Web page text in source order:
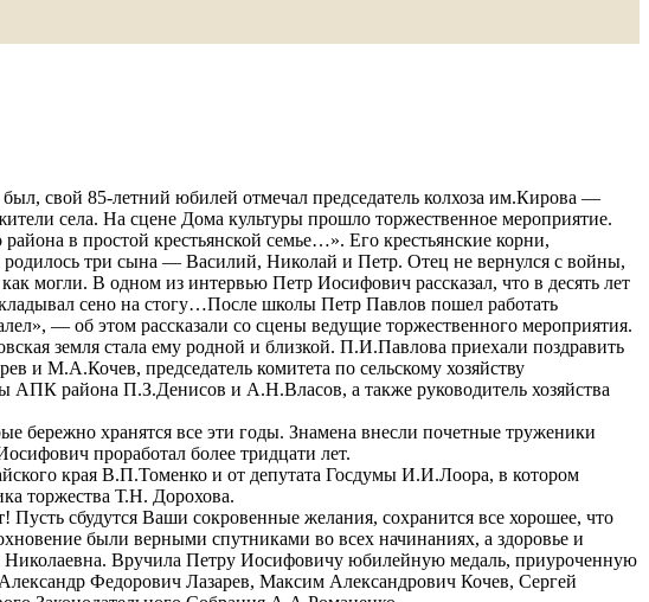
свой 85-летний юбилей отмечал председатель колхоза им.Кирова —
села. На сцене Дома культуры прошло торжественное мероприятие.
в простой крестьянской семье…». Его крестьянские корни,
родилось три сына — Василий, Николай и Петр. Отец не вернулся с войны,
могли. В одном из интервью Петр Иосифович рассказал, что в десять лет
сено на стогу…После школы Петр Павлов пошел работать
— об этом рассказали со сцены ведущие торжественного мероприятия.
земля стала ему родной и близкой. П.И.Павлова приехали поздравить
и М.А.Кочев, председатель комитета по сельскому хозяйству
района П.З.Денисов и А.Н.Власов, а также руководитель хозяйства
бережно хранятся все эти годы. Знамена внесли почетные труженики
проработал более тридцати лет.
края В.П.Томенко и от депутата Госдумы И.И.Лоора, в котором
торжества Т.Н. Дорохова.
сбудутся Ваши сокровенные желания, сохранится все хорошее, что
были верными спутниками во всех начинаниях, а здоровье и
Вручила Петру Иосифовичу юбилейную медаль, приуроченную
Федорович Лазарев, Максим Александрович Кочев, Сергей